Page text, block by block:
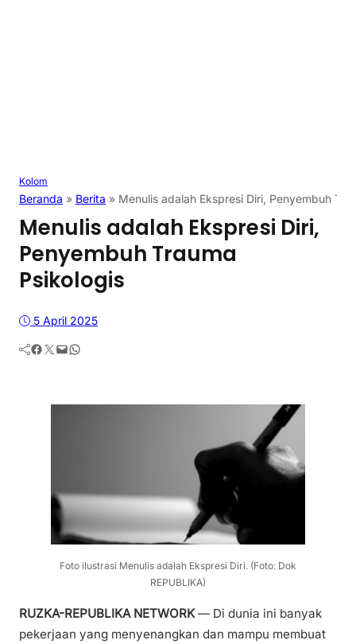
Kolom
Beranda » Berita » Menulis adalah Ekspresi Diri, Penyembuh
Menulis adalah Ekspresi Diri,
Penyembuh Trauma
Psikologis
5 April 2025
Facebook Twitter Mail WhatsApp
Foto ilustrasi Menulis adalah Ekspresi Diri. (Foto: Dok
REPUBLIKA)
RUZKA-REPUBLIKA NETWORK— Di dunia ini banyak
pekerjaan yang menyenangkan dan mampu membuat